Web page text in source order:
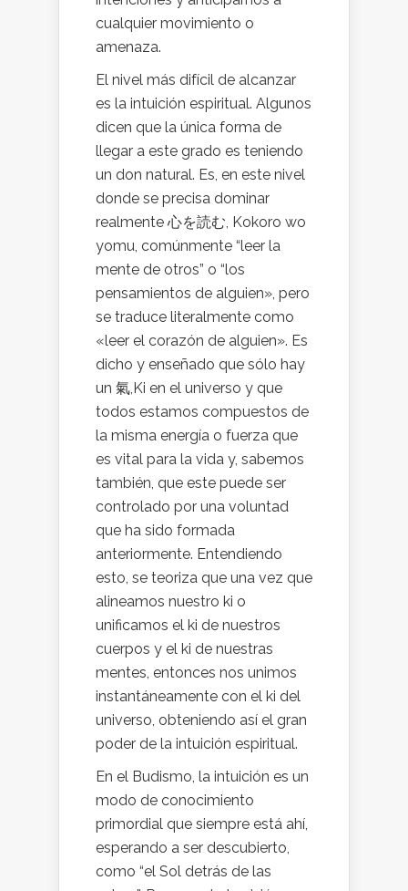
cualquier movimiento o
amenaza.
El nivel más difícil de alcanzar
es la intuición espiritual. Algunos
dicen que la única forma de
llegar a este grado es teniendo
un don natural. Es, en este nivel
donde se precisa dominar
realmente 心を読む, Kokoro wo
yomu, comúnmente “leer la
mente de otros” o “los
pensamientos de alguien», pero
se traduce literalmente como
«leer el corazón de alguien». Es
dicho y enseñado que sólo hay
un 氣,Ki en el universo y que
todos estamos compuestos de
la misma energía o fuerza que
es vital para la vida y, sabemos
también, que este puede ser
controlado por una voluntad
que ha sido formada
anteriormente. Entendiendo
esto, se teoriza que una vez que
alineamos nuestro ki o
unificamos el ki de nuestros
cuerpos y el ki de nuestras
mentes, entonces nos unimos
instantáneamente con el ki del
universo, obteniendo así el gran
poder de la intuición espiritual.
En el Budismo, la intuición es un
modo de conocimiento
primordial que siempre está ahí,
esperando a ser descubierto,
como “el Sol detrás de las